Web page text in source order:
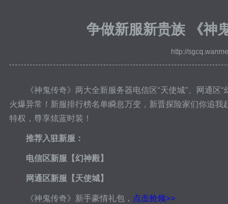
争做新服新贵族 《神
http://
《神鬼传奇》两大全新服务器电信区“天使城”、网通
火爆异常！新服排行榜名单瞬息万变，新晋探险家们你追
特权，尊享炫蓝时装！
推荐入驻新服：
电信区新服【幻神殿】
网通区新服【天使城】
《神鬼传奇》新手豪情礼包， 点击抢领>>